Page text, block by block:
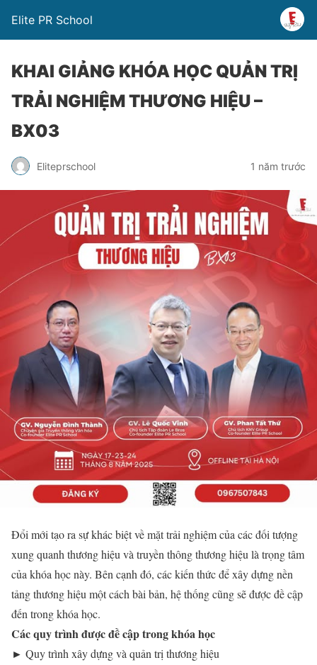
Elite PR School
KHAI GIẢNG KHÓA HỌC QUẢN TRỊ
TRẢI NGHIỆM THƯƠNG HIỆU –
BX03
Eliteprschool 1 năm trước
Đổi mới tạo ra sự khác biệt về mặt trải nghiệm của các đối tượng
xung quanh thương hiệu và truyền thông thương hiệu là trọng tâm
của khóa học này. Bên cạnh đó, các kiến thức để xây dựng nền
tảng thương hiệu một cách bài bản, hệ thống cũng sẽ được đề cập
đến trong khóa học.
Các quy trình được đề cập trong khóa học
► Quy trình xây dựng và quản trị thương hiệu